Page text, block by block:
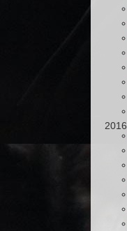
2016